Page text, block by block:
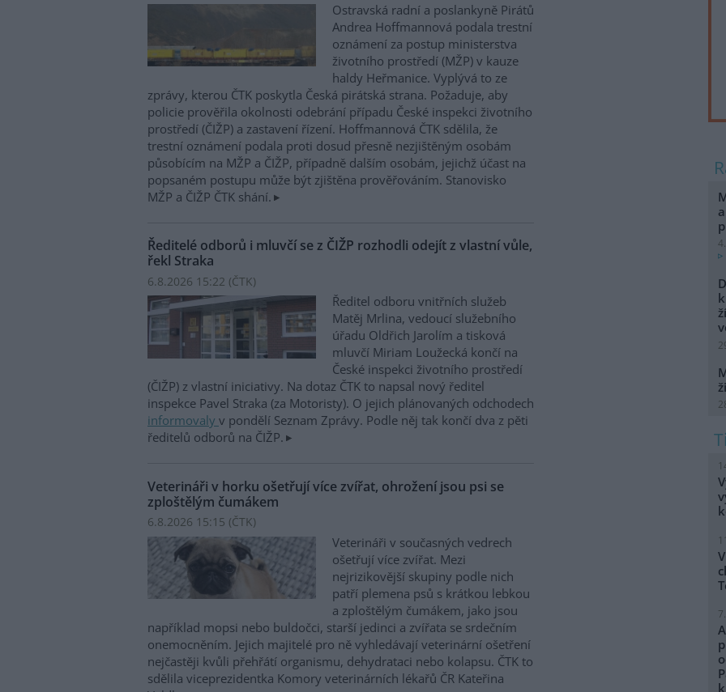
Ostravská radní a poslankyně Pirátů
Andrea Hoffmannová podala trestní
oznámení za postup ministerstva
životního prostředí (MŽP) v kauze
haldy Heřmanice. Vyplývá to ze
zprávy, kterou ČTK poskytla Česká pirátská strana. Požaduje, aby
policie prověřila okolnosti odebrání případu České inspekci životního
prostředí (ČIŽP) a zastavení řízení. Hoffmannová ČTK sdělila, že
trestní oznámení podala proti dosud přesně nezjištěným osobám
působícím na MŽP a ČIŽP, případně dalším osobám, jejichž účast na
popsaném postupu může být zjištěna prověřováním. Stanovisko
MŽP a ČIŽP ČTK shání.
Ředitelé odborů i mluvčí se z ČIŽP rozhodli odejít z vlastní vůle,
řekl Straka
6.8.2026 15:22 (ČTK)
Ředitel odboru vnitřních služeb
Matěj Mrlina, vedoucí služebního
úřadu Oldřich Jarolím a tisková
mluvčí Miriam Loužecká končí na
České inspekci životního prostředí
(ČIŽP) z vlastní iniciativy. Na dotaz ČTK to napsal nový ředitel
inspekce Pavel Straka (za Motoristy). O jejich plánovaných odchodech
informovaly v pondělí Seznam Zprávy. Podle něj tak končí dva z pěti
ředitelů odborů na ČIŽP.
Veterináři v horku ošetřují více zvířat, ohrožení jsou psi se
zploštělým čumákem
6.8.2026 15:15 (ČTK)
Veterináři v současných vedrech
ošetřují více zvířat. Mezi
nejrizikovější skupiny podle nich
patří plemena psů s krátkou lebkou
a zploštělým čumákem, jako jsou
například mopsi nebo buldočci, starší jedinci a zvířata se srdečním
onemocněním. Jejich majitelé pro ně vyhledávají veterinární ošetření
nejčastěji kvůli přehřátí organismu, dehydrataci nebo kolapsu. ČTK to
sdělila viceprezidentka Komory veterinárních lékařů ČR Kateřina